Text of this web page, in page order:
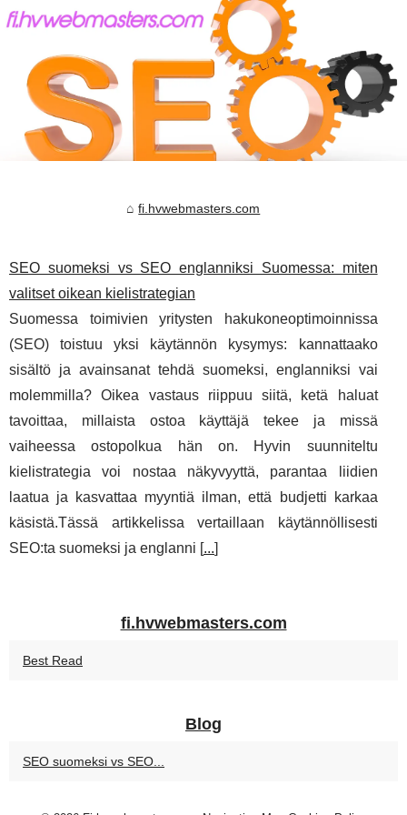
fi.hvwebmasters.com
SEO suomeksi vs SEO englanniksi Suomessa: miten
valitset oikean kielistrategian
Suomessa toimivien yritysten hakukoneoptimoinnissa
(SEO) toistuu yksi käytännön kysymys: kannattaako
sisältö ja avainsanat tehdä suomeksi, englanniksi vai
molemmilla? Oikea vastaus riippuu siitä, ketä haluat
tavoittaa, millaista ostoa käyttäjä tekee ja missä
vaiheessa ostopolkua hän on. Hyvin suunniteltu
kielistrategia voi nostaa näkyvyyttä, parantaa liidien
laatua ja kasvattaa myyntiä ilman, että budjetti karkaa
käsistä.Tässä artikkelissa vertaillaan käytännöllisesti
SEO:ta suomeksi ja englanni [...]
fi.hvwebmasters.com
Best Read
Blog
SEO suomeksi vs SEO...